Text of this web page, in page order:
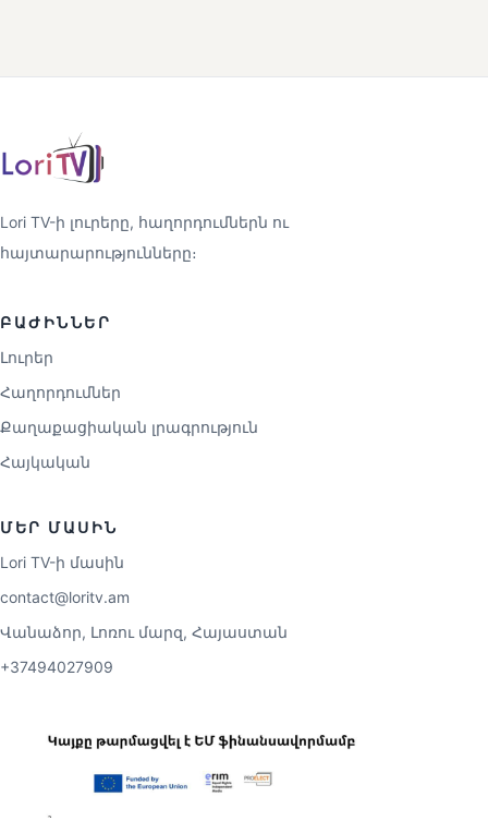
Lori TV-ի լուրերը, հաղորդումներն ու
հայտարարությունները։
ԲԱԺԻՆՆԵՐ
Լուրեր
Հաղորդումներ
Քաղաքացիական լրագրություն
Հայկական
ՄԵՐ ՄԱՍԻՆ
Lori TV-ի մասին
contact@loritv.am
Վանաձոր, Լոռու մարզ, Հայաստան
+37494027909